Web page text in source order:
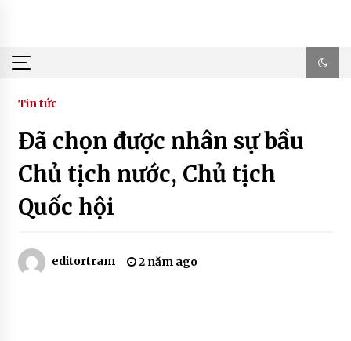
Tin tức
Đã chọn được nhân sự bầu
Chủ tịch nước, Chủ tịch
Quốc hội
editortram 2 năm ago